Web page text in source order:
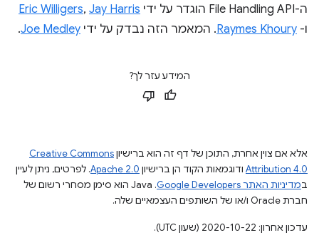
ה-File Handling API הוגדר על ידי Eric Willigers, Jay Harris
ו- Raymes Khoury. המאמר הזה נבדק על ידי Joe Medley
.
המידע עזר לך?
אלא אם צוין אחרת, התוכן של דף זה הוא ברישיוןCreative Commons
Attribution 4.0 ודוגמאות הקוד הן ברישיון Apache 2.0. לפרטים, ניתן לעיין
במדיניות האתר Google Developers‏
.‏ Java הוא סימן מסחרי רשום של
חברת Oracle ו/או של השותפים העצמאיים שלה.
עדכון אחרון: 2020-10-22 (שעון UTC).